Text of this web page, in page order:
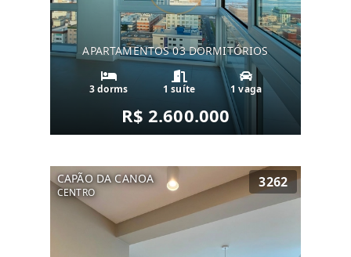
APARTAMENTOS 03 DORMITÓRIOS
3 dorms 1 suíte 1 vaga
R$ 2.600.000
CAPÃO DA CANOA
CENTRO
3262